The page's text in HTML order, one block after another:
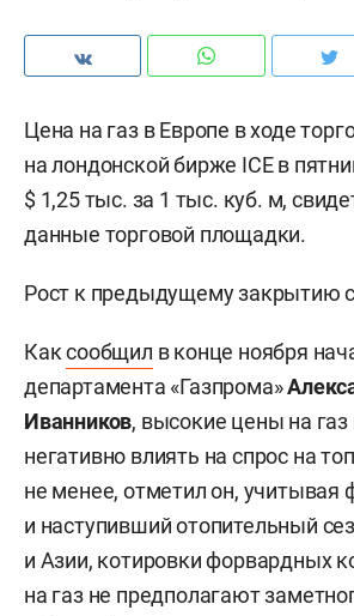
Цена на газ в Европе в ходе
на лондонской бирже ICE в
$ 1,25 тыс. за 1 тыс. куб. м,
данные торговой площадки.
Рост к предыдущему закрытию
Каксообщил в конце ноября
департамента «Газпрома»
Иванников, высокие цены на газ
негативно влиять на спрос на
не менее, отметил он, учитывая
и наступивший отопительный
и Азии, котировки форвардных
на газ не предполагают